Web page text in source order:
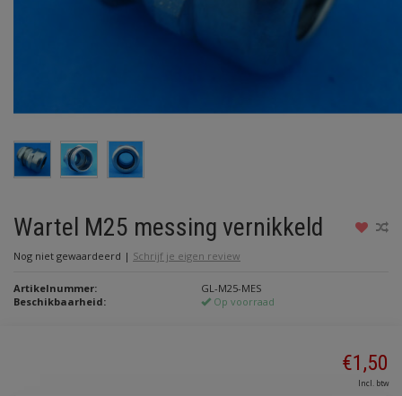
Wartel M25 messing vernikkeld
Nog niet gewaardeerd | Schrijf je eigen review
Artikelnummer:
GL-M25-MES
Beschikbaarheid:
Op voorraad
€1,50
Incl. btw